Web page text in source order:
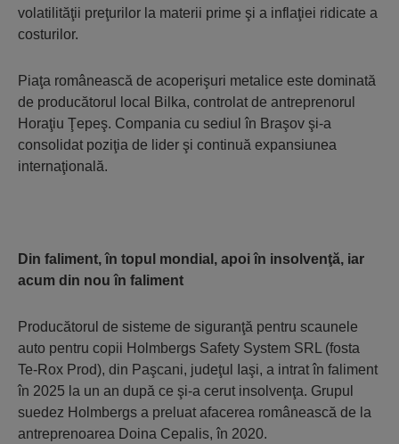
volatilităţii preţurilor la materii prime şi a inflaţiei ridicate a
costurilor.
Piaţa românească de acoperişuri metalice este dominată
de producătorul local Bilka, controlat de antreprenorul
Horaţiu Ţepeş. Compania cu sediul în Braşov şi-a
consolidat poziţia de lider şi continuă expansiunea
internaţională.
Din faliment, în topul mondial, apoi în insolvenţă, iar
acum din nou în faliment
Producătorul de sis­teme de siguranţă pen­tru scaunele
auto pen­tru copii Holmbergs Safety System SRL (fosta
Te-Rox Prod), din Paşcani, judeţul Iaşi, a intrat în faliment
în 2025 la un an după ce şi-a cerut insolvenţa. Gru­pul
sue­dez Holm­bergs a pre­luat afacerea româ­nească de la
an­trepre­noarea Doina Cepalis, în 2020.